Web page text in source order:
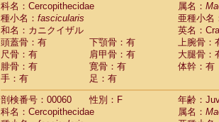
科名：Cercopithecidae
属名：
種小名： fascicularis
亜種小名
和名：カニクイザル
英名：
頭蓋骨：有
下顎骨：有
上腕骨：
尺骨：有
肩甲骨：有
大腿骨：
腓骨：有
寛骨：有
体幹：有
手：有
足：有
剖検番号：00060
性別：F
年齢：
科名：Cercopithecidae
属名：